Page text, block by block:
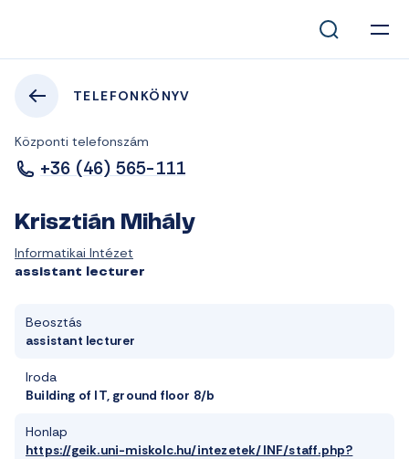
TELEFONKÖNYV
Központi telefonszám
+36 (46) 565-111
Krisztián Mihály
Informatikai Intézet
assistant lecturer
Beosztás
assistant lecturer
Iroda
Building of IT, ground floor 8/b
Honlap
https://geik.uni-miskolc.hu/intezetek/INF/staff.php?